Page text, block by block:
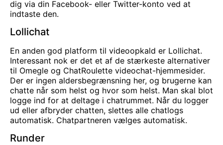
dig via din Facebook- eller Twitter-konto ved at
indtaste den.
Lollichat
En anden god platform til videoopkald er Lollichat.
Interessant nok er det et af de stærkeste alternativer
til Omegle og ChatRoulette videochat-hjemmesider.
Der er ingen aldersbegrænsning her, og brugerne kan
chatte når som helst og hvor som helst. Man skal blot
logge ind for at deltage i chatrummet. Når du logger
ud eller afbryder chatten, slettes alle chatlogs
automatisk. Chatpartneren vælges automatisk.
Runder